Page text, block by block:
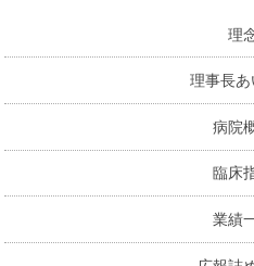
理
理事長あ
病院
臨床
業績